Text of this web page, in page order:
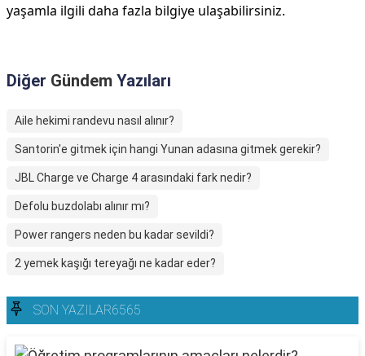
yaşamla ilgili daha fazla bilgiye ulaşabilirsiniz.
Diğer Gündem Yazıları
Aile hekimi randevu nasıl alınır?
Santorin'e gitmek için hangi Yunan adasına gitmek gerekir?
JBL Charge ve Charge 4 arasındaki fark nedir?
Defolu buzdolabı alınır mı?
Power rangers neden bu kadar sevildi?
2 yemek kaşığı tereyağı ne kadar eder?
SON YAZILAR6565